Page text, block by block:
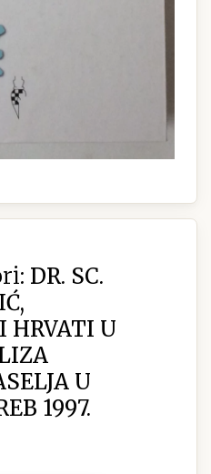
DR. SC.
HRVATI U
U
1997.